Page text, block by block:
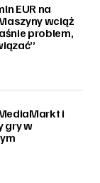
EUR na
wciąż
problem,
i
gry w